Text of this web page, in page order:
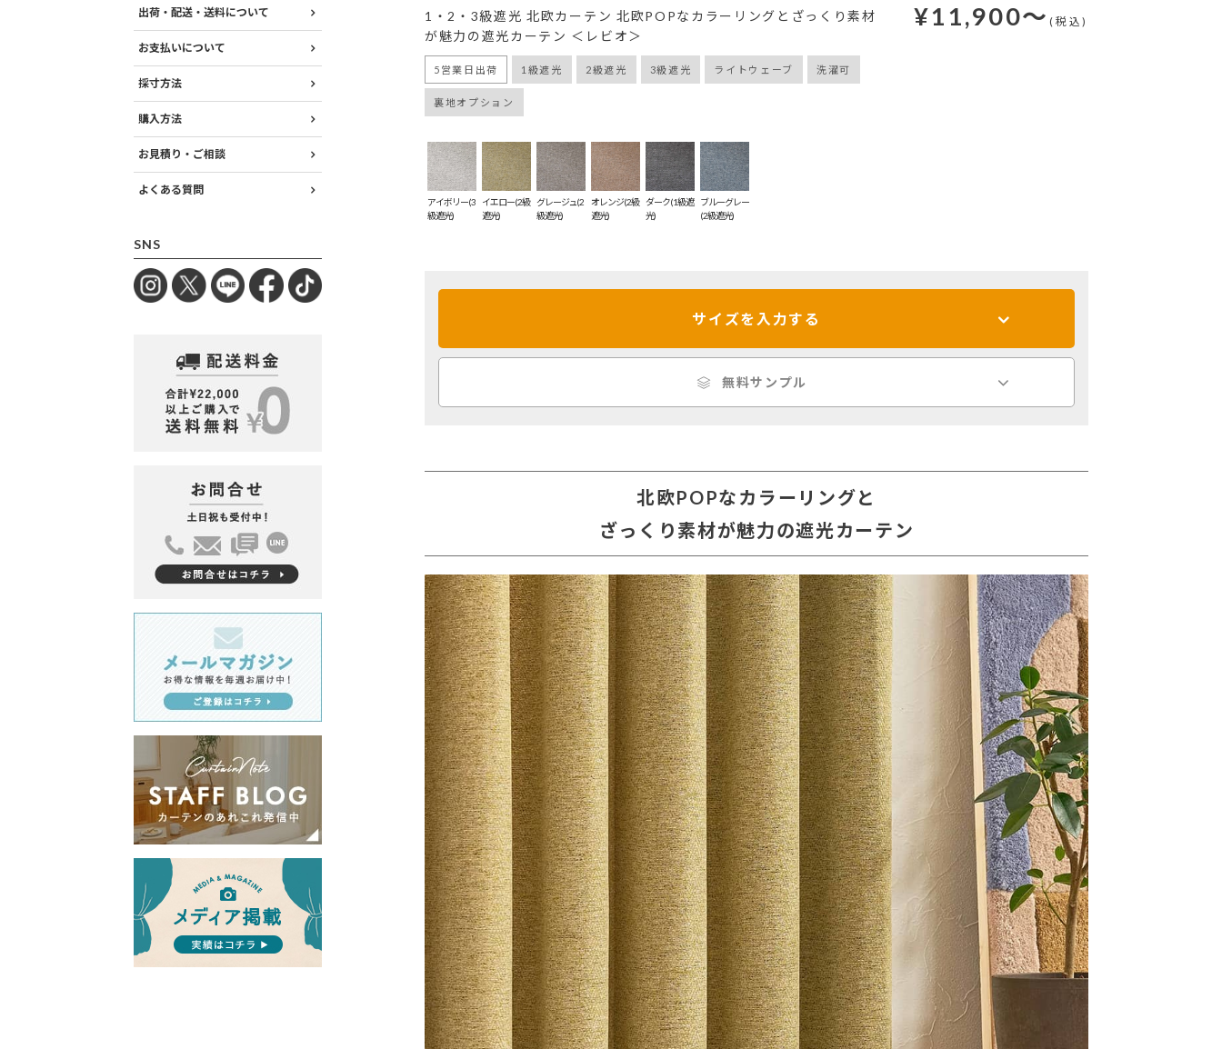
出荷・配送・送料について
お支払いについて
採寸方法
購入方法
お見積り・ご相談
よくある質問
SNS
1・2・3級遮光 北欧カーテン 北欧POPなカラーリングとざっくり素材
が魅力の遮光カーテン ＜レビオ＞
5営業日出荷 1級遮光 2級遮光 3級遮光 ライトウェーブ 洗濯可
裏地オプション
¥11,900～(税込)
アイボリー(3
級遮光)
イエロー(2級
遮光)
グレージュ(2
級遮光)
オレンジ(2級
遮光)
ダーク(1級遮
光)
ブルーグレー
(2級遮光)
サイズを入力する
無料サンプル
北欧POPなカラーリングと
ざっくり素材が魅力の遮光カーテン